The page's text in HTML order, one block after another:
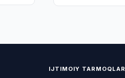
IJTIMOIY TARMOQLAR